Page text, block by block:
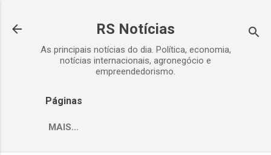
RS Notícias
As principais notícias do dia. Política, economia,
notícias internacionais, agronegócio e
empreendedorismo.
Páginas
MAIS…